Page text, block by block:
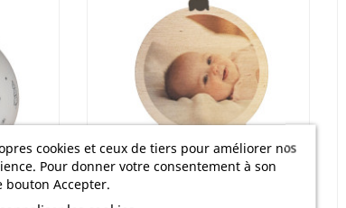
cookies et ceux de tiers pour améliorer nos
Pour donner votre consentement à son
Accepter.